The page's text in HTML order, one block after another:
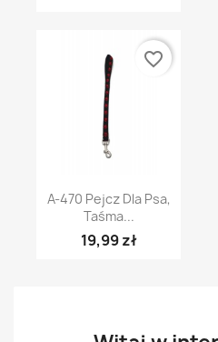
A-470 Pejcz Dla Psa,
Taśma...
19,99 zł
favorite_border